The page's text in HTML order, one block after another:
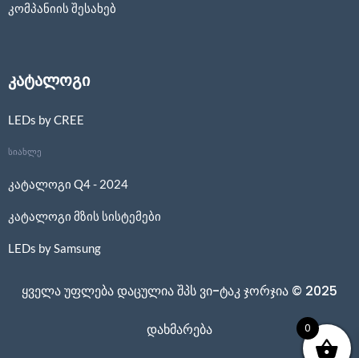
კომპანიის შესახებ
კატალოგი
LEDs by CREE
სიახლე
კატალოგი Q4 - 2024
კატალოგი მზის სისტემები
LEDs by Samsung
ყველა უფლება დაცულია შპს ვი-ტაკ ჯორჯია © 2025
დახმარება 0